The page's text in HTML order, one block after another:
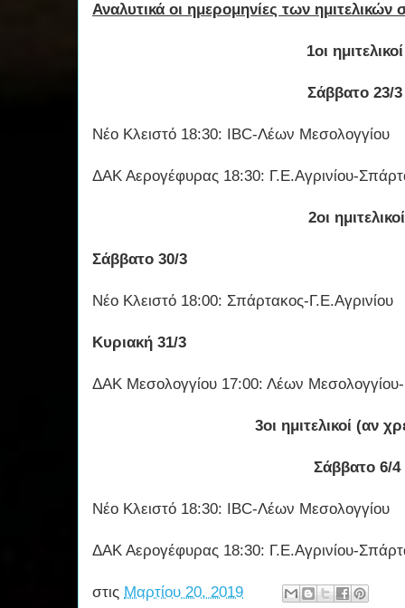
Αναλυτικά οι ημερομηνίες των
1οι ημιτελικοί
Σάββατο 23/3
Νέο Κλειστό 18:30: IBC-Λέων Μεσολογγίου
ΔΑΚ Αερογέφυρας 18:30: Γ.Ε.Αγρινίου-
2οι ημιτελικοί
Σάββατο 30/3
Νέο Κλειστό 18:00: Σπάρτακος-Γ.Ε.Αγρινίου
Κυριακή 31/3
ΔΑΚ Μεσολογγίου 17:00: Λέων
3οι ημιτελικοί (αν
Σάββατο 6/4
Νέο Κλειστό 18:30: IBC-Λέων Μεσολογγίου
ΔΑΚ Αερογέφυρας 18:30: Γ.Ε.Αγρινίου-
στις Μαρτίου 20, 2019